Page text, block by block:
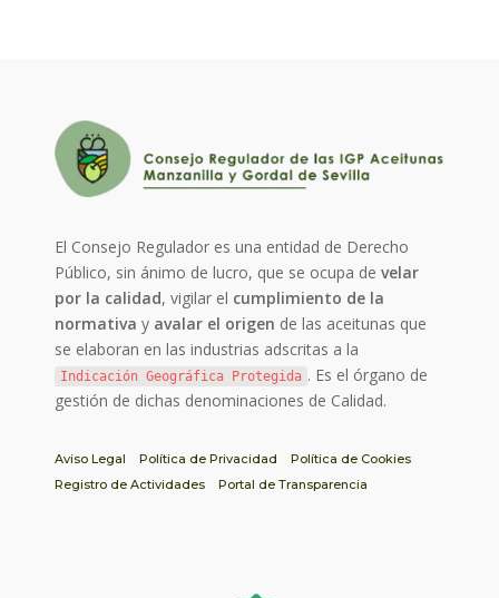
El Consejo Regulador es una entidad de Derecho
Público, sin ánimo de lucro, que se ocupa develar
por la calidad, vigilar el cumplimiento de la
normativa y avalar el origen de las aceitunas que
se elaboran en las industrias adscritas a la
Indicación Geográfica Protegida . Es el órgano de
gestión de dichas denominaciones de Calidad.
Aviso Legal Política de Privacidad
Política de Cookies
Registro de Actividades
Portal de Transparencia